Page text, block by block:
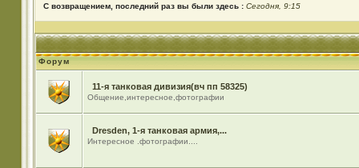
С возвращением, последний раз вы были здесь : Сегодня, 9:15
Форум
11-я танковая дивизия(вч пп 58325)
Общение,интересное,фотографии
Dresden, 1-я танковая армия,...
Интересное .фотографии....